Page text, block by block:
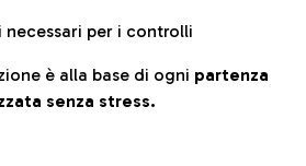
necessari per i controlli
è alla base di ogni partenza
senza stress.